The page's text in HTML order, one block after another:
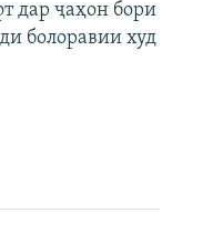
дар ҷаҳон бори
болоравии худ